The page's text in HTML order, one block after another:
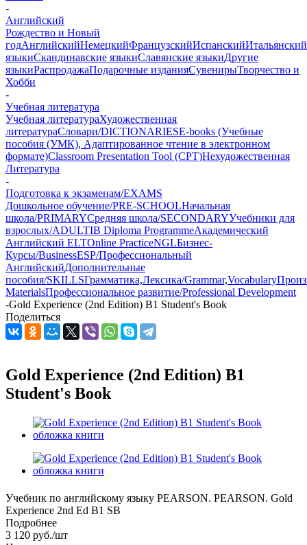
-
Английский
Рождество и Новый
годАнглийскийНемецкийФранцузскийИспанскийИтальянский
языкиСкандинавские языкиСлавянские языкиДругие
языкиРаспродажаПодарочные изданияСувенирыТворчество и
Хобби
-
Учебная литература
Учебная литератураХудожественная
литератураСловари/DICTIONARIESE-books (Учебные
пособия (УМК), Адаптированное чтение в электронном
формате)Classroom Presentation Tool (CPT)Нехудожественная
Литература
-
Подготовка к экзаменам/EXAMS
Дошкольное обучение/PRE-SCHOOLНачальная
школа/PRIMARYСредняя школа/SECONDARYУчебники для
взрослых/ADULTIB Diploma ProgrammeАкадемический
Английский ELTOnline PracticeNGLБизнес-
Курсы/BusinessESP/Профессиональный
АнглийскийДополнительные
пособия/SKILLSГрамматика,Лексика/Grammar,Vocabulary
MaterialsПрофессиональное развитие/Professional Development
-Gold Experience (2nd Edition) B1 Student's Book
Поделиться
Gold Experience (2nd Edition) B1
Student's Book
Учебник по английскому языку PEARSON. PEARSON. Gold
Experience 2nd Ed B1 SB
Подробнее
3 120 руб./шт